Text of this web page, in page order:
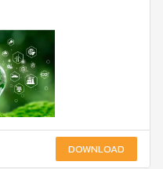
DOWNLOAD